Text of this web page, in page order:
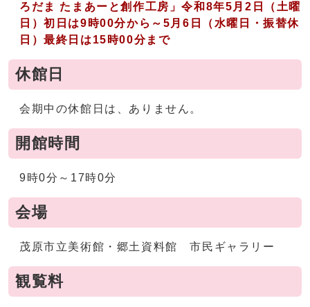
ろだま たまあーと創作工房 」令和8年5月2日（土曜
日）初日は9時00分から～5月6日（水曜日・振替休
日）最終日は15時00分まで
休館日
会期中の休館日は、ありません。
開館時間
9時0分～17時0分
会場
茂原市立美術館・郷土資料館 市民ギャラリー
観覧料